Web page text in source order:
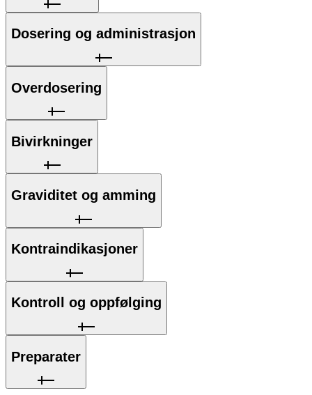
Dosering og administrasjon
Overdosering
Bivirkninger
Graviditet og amming
Kontraindikasjoner
Kontroll og oppfølging
Preparater